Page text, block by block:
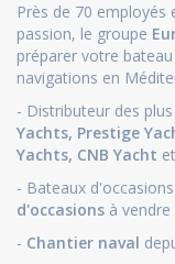
Près de 70 employés
passion, le groupe
préparer votre
navigations en
- Distributeur des
Yachts, Prestige
Yachts, CNB Yacht et
- Bateaux
d'occasions à vendre
- Chantier naval